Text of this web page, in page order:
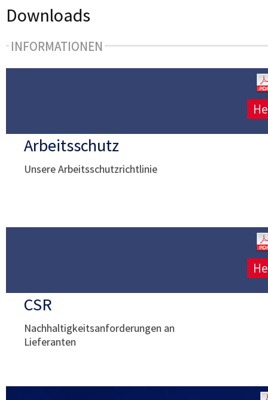
Downloads
INFORMATIONEN
Arbeitsschutz
Unsere Arbeitsschutzrichtlinie
CSR
Nachhaltigkeitsanforderungen an
Lieferanten